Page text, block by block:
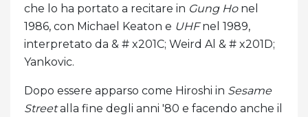
che lo ha portato a recitare in Gung Honel
1986, con Michael Keaton e UHFnel 1989,
interpretato da & # x201C; Weird Al & # x201D;
Yankovic.
Dopo essere apparso come Hiroshi in Sesame
Streetalla fine degli anni '80 e facendo anche il